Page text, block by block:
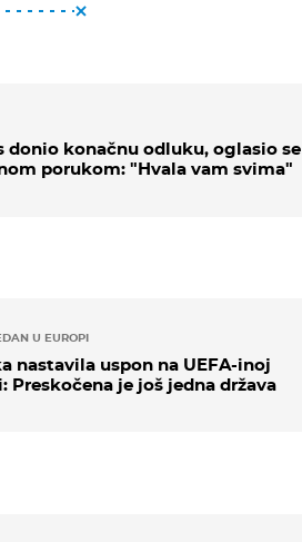
donio konačnu odluku, oglasio se
porukom: "Hvala vam svima"
U EUROPI
nastavila uspon na UEFA-inoj
Preskočena je još jedna država